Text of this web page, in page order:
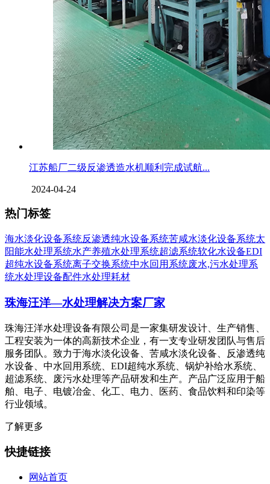
江苏船厂二级反渗透造水机顺利完成试航...
2024-04-24
热门标签
海水淡化设备系统反渗透纯水设备系统苦咸水淡化设备系统太
阳能水处理系统水产养殖水处理系统超滤系统软化水设备EDI
超纯水设备系统离子交换系统中水回用系统废水,污水处理系
统水处理设备配件水处理耗材
珠海汪洋—水处理解决方案厂家
珠海汪洋水处理设备有限公司是一家集研发设计、生产销售、
工程安装为一体的高新技术企业，有一支专业研发团队与售后
服务团队。致力于海水淡化设备、苦咸水淡化设备、反渗透纯
水设备、中水回用系统、EDI超纯水系统、锅炉补给水系统、
超滤系统、废污水处理等产品研发和生产。产品广泛应用于船
舶、电子、电镀冶金、化工、电力、医药、食品饮料和印染等
行业领域。
了解更多
快捷链接
网站首页